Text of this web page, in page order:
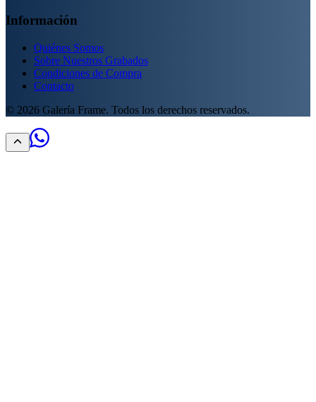
Información
Quiénes Somos
Sobre Nuestros Grabados
Condiciones de Compra
Contacto
© 2026 Galería Frame. Todos los derechos reservados.